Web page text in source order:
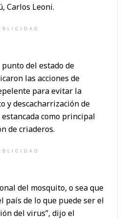
Carlos Leoni.
del estado de
las acciones de
para evitar la
y descacharrización de
como principal
de criaderos.
del mosquito, o sea que
país de lo que puede ser el
del virus”, dijo el